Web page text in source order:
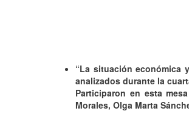
“La situación económica
analizados durante la
Participaron en esta
Morales, Olga Marta